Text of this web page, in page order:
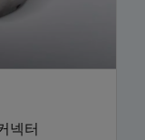
넥터